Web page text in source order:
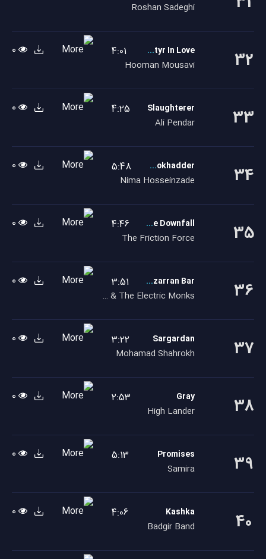
Roshan Sadeghi
32
The Martyr In Love
Hooman Mousavi
4:01
33
Slaughterer
Ali Pendar
4:25
34
Banoo Mokhadder
Nima Hosseinzade
5:48
35
The Downfall
The Friction Force
4:46
36
Hezarran Bar
Parnaz & The Electric Monks
3:51
37
Sargardan
Mohamad Shahrokh
3:22
38
Gray
High Lander
2:53
39
Promises
Samira
5:13
40
Kashka
Badgir Band
4:06